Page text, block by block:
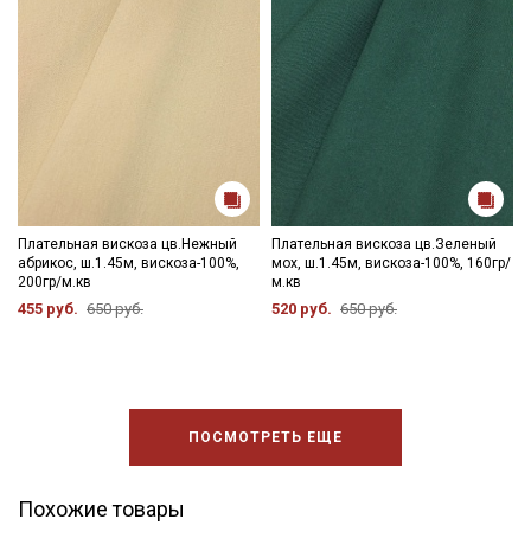
Плательная вискоза цв.Нежный
абрикос, ш.1.45м, вискоза-100%,
200гр/м.кв
455 руб. 650 руб.
Плательная вискоза цв.Зеленый
мох, ш.1.45м, вискоза-100%, 160гр/
м.кв
520 руб. 650 руб.
ПОСМОТРЕТЬ ЕЩЕ
Похожие товары